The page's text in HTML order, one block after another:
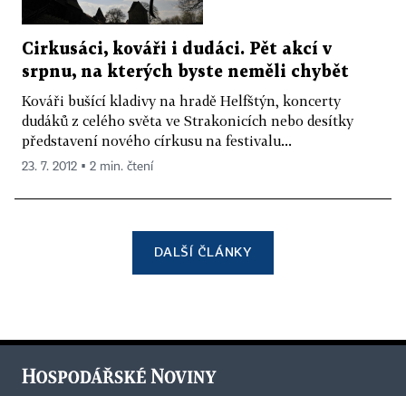
Cirkusáci, kováři i dudáci. Pět akcí v
srpnu, na kterých byste neměli chybět
Kováři bušící kladivy na hradě Helfštýn, koncerty
dudáků z celého světa ve Strakonicích nebo desítky
představení nového církusu na festivalu...
23. 7. 2012 ▪ 2 min. čtení
DALŠÍ ČLÁNKY